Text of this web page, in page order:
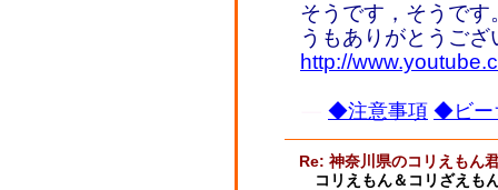
そうです，そうで
うもありがとうござ
http://
◆注意事項 ◆ビー
Re: 神奈川県のコリえもん
コリえもん＆コリざえも